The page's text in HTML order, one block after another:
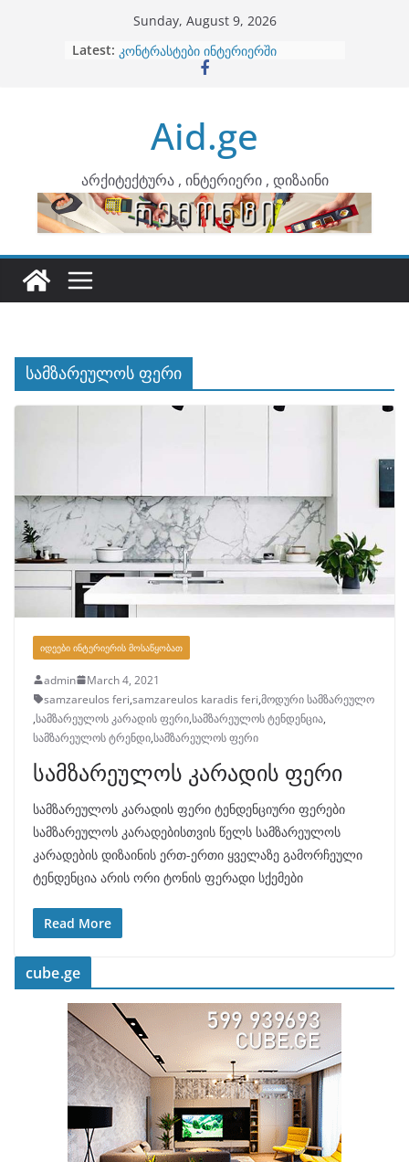
Sunday, August 9, 2026
Latest: ბინების გაერთიანება
კონტრასტები ინტერიერში
ინტერიერის დიზიანი
არტემიდი წარმოგიდგენთ
Aid.ge
არქიტექტურა , ინტერიერი , დიზაინი
სამზარეულოს ფერი
ᲘᲓᲔᲔᲑᲘ ᲘᲜᲢᲔᲠᲘᲔᲠᲘᲡ ᲛᲝᲡᲐᲬᲧᲝᲑᲐᲗ
admin
March 4, 2021
samzareulos feri,samzareulos karadis feri,მოდური სამზარეულო
,სამზარეულოს კარადის ფერი,სამზარეულოს ტენდენცია,
სამზარეულოს ტრენდი,სამზარეულოს ფერი
სამზარეულოს კარადის ფერი
სამზარეულოს კარადის ფერი ტენდენციური ფერები
სამზარეულოს კარადებისთვის წელს სამზარეულოს
კარადების დიზაინის ერთ-ერთი ყველაზე გამორჩეული
ტენდენცია არის ორი ტონის ფერადი სქემები
Read More
cube.ge